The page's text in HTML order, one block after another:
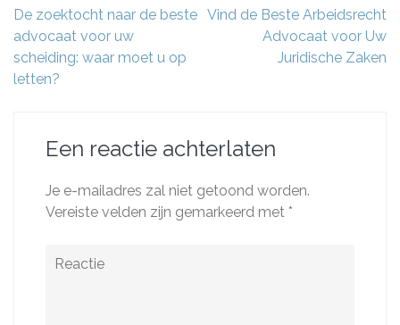
Berichtnavigatie
De zoektocht naar de beste
advocaat voor uw
scheiding: waar moet u op
letten?
Vind de Beste Arbeidsrecht
Advocaat voor Uw
Juridische Zaken
Een reactie achterlaten
Je e-mailadres zal niet getoond worden.
Vereiste velden zijn gemarkeerd met *
Reactie